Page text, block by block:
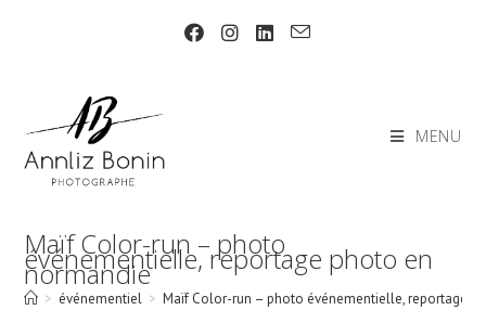
MENU
Maïf Color-run – photo
événementielle, reportage photo en
normandie
> événementiel > Maïf Color-run – photo événementielle, reportage